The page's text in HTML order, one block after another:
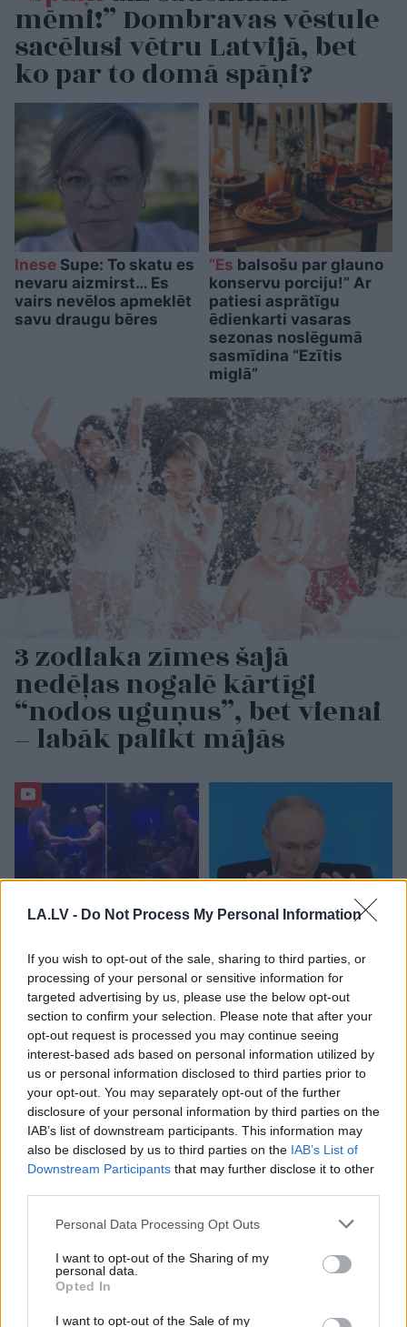
LA.LV - Do Not Process My Personal Information
If you wish to opt-out of the sale, sharing to third parties, or
processing of your personal or sensitive information for
targeted advertising by us, please use the below opt-out
section to confirm your selection. Please note that after your
opt-out request is processed you may continue seeing
interest-based ads based on personal information utilized by
us or personal information disclosed to third parties prior to
your opt-out. You may separately opt-out of the further
disclosure of your personal information by third parties on the
IAB’s list of downstream participants. This information may
also be disclosed by us to third parties on the IAB’s List of
Downstream Participants that may further disclose it to other
Please note that this website/app uses one or more Google
not limited to your visit or usage behaviour. You may click to
grant or deny consent to Google and its third-party tags to
use your data for below specified purposes in below Google
consent section.
Personal Data Processing Opt Outs
I want to opt-out of the Sharing of my
personal data.
Opted In
I want to opt-out of the Sale of my
mēmi!” Dombravas vēstule
sacēlusi vētru Latvijā, bet
ko par to domā spāņi?
Inese Supe: To skatu es
nevaru aizmirst… Es
vairs nevēlos apmeklēt
savu draugu bēres
“Es balsošu par glauno
konservu porciju!” Ar
patiesi asprātīgu
ēdienkarti vasaras
sezonas noslēgumā
sasmīdina “Ezītis
miglā”
3 zodiaka zīmes šajā
nedēļas nogalē kārtīgi
“nodos uguņus”, bet vienai
– labāk palikt mājās
virtuvē, nevis uz
skatuves!” Elita
Mīlgrāve ļāvusies
negaidīti erotiskai
skatuves deja ar
Eirovīzijas zvaigzni
Putina iespējamo
nākamo soli: risks
pieaugs jau šoruden